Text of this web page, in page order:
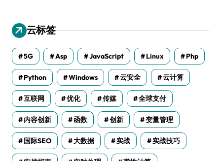
云标签
5G Asp JavaScript Linux Php
Python Windows 云安全 云计算
互联网 优化 传媒 全球支付
内容创新 函数 创新 变量管理
国际SEO 大数据 实战 实战技巧